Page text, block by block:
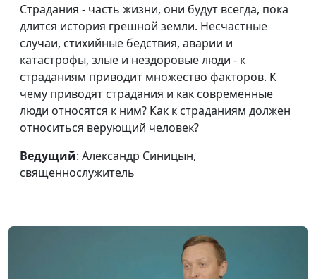
Два совета, как
не купить
лишнего
Дмитрий Агмалов, бизнесмен,
индивидуальный
предприниматель
#35
Я лишился
работы - как
жить дальше?
Дмитрий Агмалов, бизнесмен,
индивидуальный
предприниматель
профессии
настоящего и
тренер, психолог
тренер, психолог
Страдания - часть жизни, они будут всегда, пока
длится история грешной земли. Несчастные
случаи, стихийные бедствия, аварии и
катастрофы, злые и нездоровые люди - к
страданиям приводит множество факторов. К
чему приводят страдания и как современные
люди относятся к ним? Как к страданиям должен
относиться верующий человек?
Ведущий: Александр Синицын,
священнослужитель